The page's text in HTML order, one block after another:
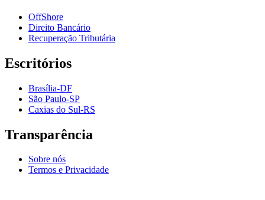
OffShore
Direito Bancário
Recuperação Tributária
Escritórios
Brasília-DF
São Paulo-SP
Caxias do Sul-RS
Transparência
Sobre nós
Termos e Privacidade